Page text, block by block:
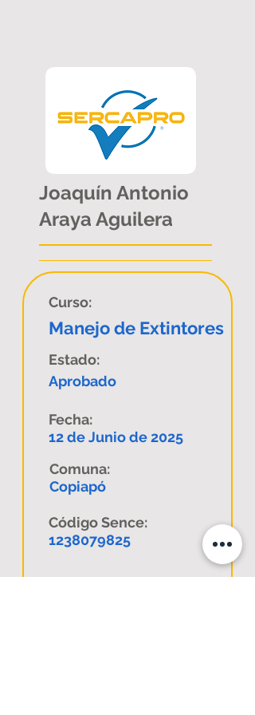
Joaquín Antonio
Araya Aguilera
Curso:
Manejo de Extintores
Estado:
Aprobado
Fecha:
12 de Junio de 2025
Comuna:
Copiapó
Código Sence:
1238079825